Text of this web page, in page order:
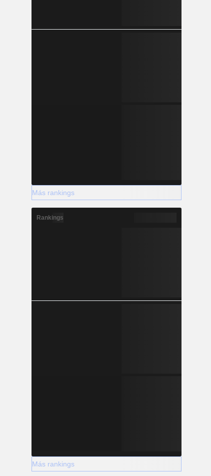
Más rankings
Rankings
Más rankings